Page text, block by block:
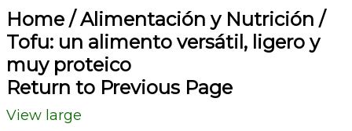
Home / Alimentación y Nutrición /
Tofu: un alimento versátil, ligero y
muy proteico
Return to Previous Page
View large